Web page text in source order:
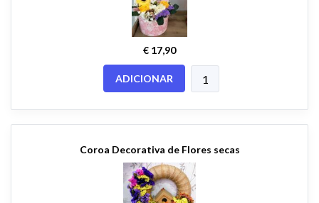
€ 17,90
ADICIONAR
Coroa Decorativa de Flores secas